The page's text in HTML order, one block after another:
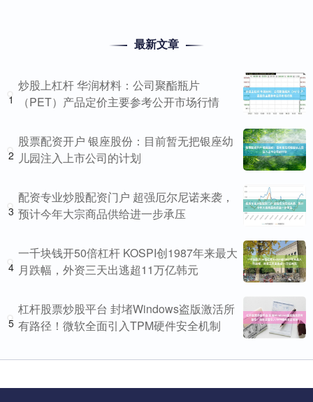
最新文章
1
炒股上杠杆 华润材料：公司聚酯瓶片
（PET）产品定价主要参考公开市场行情
2
股票配资开户 银座股份：目前暂无把银座幼
儿园注入上市公司的计划
3
配资专业炒股配资门户 超强厄尔尼诺来袭，
预计今年大宗商品供给进一步承压
4
一千块钱开50倍杠杆 KOSPI创1987年来最大
月跌幅，外资三天出逃超11万亿韩元
5
杠杆股票炒股平台 封堵Windows盗版激活所
有路径！微软全面引入TPM硬件安全机制